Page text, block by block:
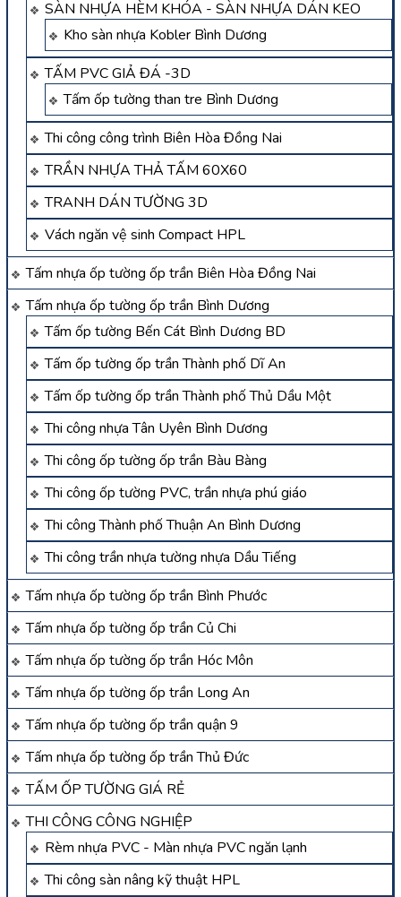
SÀN NHỰA HÈM KHÓA - SÀN NHỰA DÁN KEO
Kho sàn nhựa Kobler Bình Dương
TẤM PVC GIẢ ĐÁ -3D
Tấm ốp tường than tre Bình Dương
Thi công công trình Biên Hòa Đồng Nai
TRẦN NHỰA THẢ TẤM 60X60
TRANH DÁN TƯỜNG 3D
Vách ngăn vệ sinh Compact HPL
Tấm nhựa ốp tường ốp trần Biên Hòa Đồng Nai
Tấm nhựa ốp tường ốp trần Bình Dương
Tấm ốp tường Bến Cát Bình Dương BD
Tấm ốp tường ốp trần Thành phố Dĩ An
Tấm ốp tường ốp trần Thành phố Thủ Dầu Một
Thi công nhựa Tân Uyên Bình Dương
Thi công ốp tường ốp trần Bàu Bàng
Thi công ốp tường PVC, trần nhựa phú giáo
Thi công Thành phố Thuận An Bình Dương
Thi công trần nhựa tường nhựa Dầu Tiếng
Tấm nhựa ốp tường ốp trần Bình Phước
Tấm nhựa ốp tường ốp trần Củ Chi
Tấm nhựa ốp tường ốp trần Hóc Môn
Tấm nhựa ốp tường ốp trần Long An
Tấm nhựa ốp tường ốp trần quận 9
Tấm nhựa ốp tường ốp trần Thủ Đức
TẤM ỐP TƯỜNG GIÁ RẺ
THI CÔNG CÔNG NGHIỆP
Rèm nhựa PVC - Màn nhựa PVC ngăn lạnh
Thi công sàn nâng kỹ thuật HPL